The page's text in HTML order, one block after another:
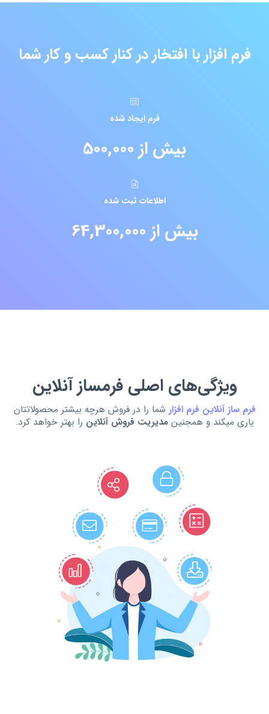
فرم افزار با افتخار در کنار کسب و کار شما
فرم ایجاد شده
بیش از 500,000
اطلاعات ثبت شده
بیش از 64,300,000
ویژگی‌های اصلی فرمساز آنلاین
فرم ساز آنلاین فرم افزار شما را در فروش هرچه بیشتر محصولاتتان
یاری میکند و همجنینمدیریت فروش آنلاین را بهتر خواهد کرد.